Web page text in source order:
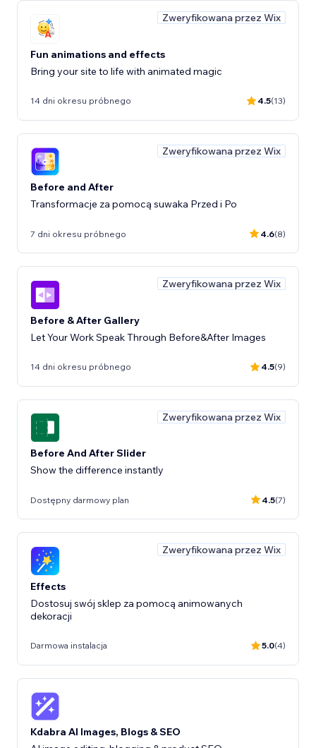
Zweryfikowana przez Wix
Fun animations and effects
Bring your site to life with animated magic
14 dni okresu próbnego 4.5(13)
Zweryfikowana przez Wix
Before and After
Transformacje za pomocą suwaka Przed i Po
7 dni okresu próbnego 4.6(8)
Zweryfikowana przez Wix
Before & After Gallery
Let Your Work Speak Through Before&After Images
14 dni okresu próbnego 4.5(9)
Zweryfikowana przez Wix
Before And After Slider
Show the difference instantly
Dostępny darmowy plan 4.5(7)
Zweryfikowana przez Wix
Effects
Dostosuj swój sklep za pomocą animowanych
dekoracji
Darmowa instalacja 5.0(4)
Kdabra AI Images, Blogs & SEO